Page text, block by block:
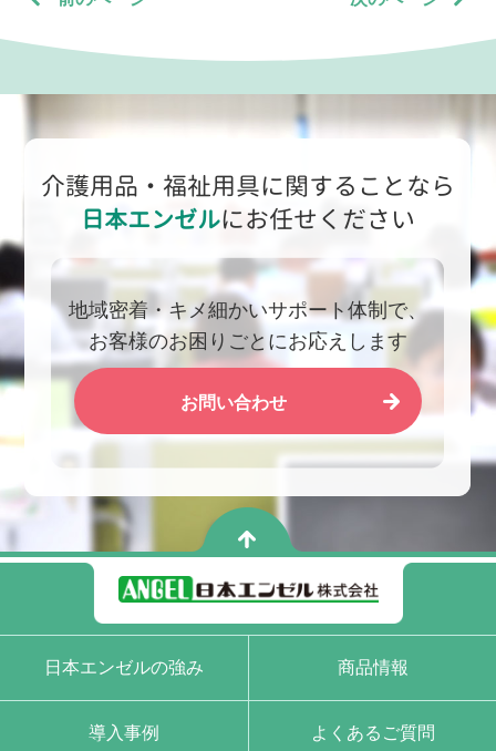
介護用品・福祉用具に関することなら
日本エンゼルにお任せください
地域密着・キメ細かいサポート体制で、
お客様のお困りごとにお応えします
お問い合わせ
日本エンゼルの強み 商品情報
導入事例 よくあるご質問